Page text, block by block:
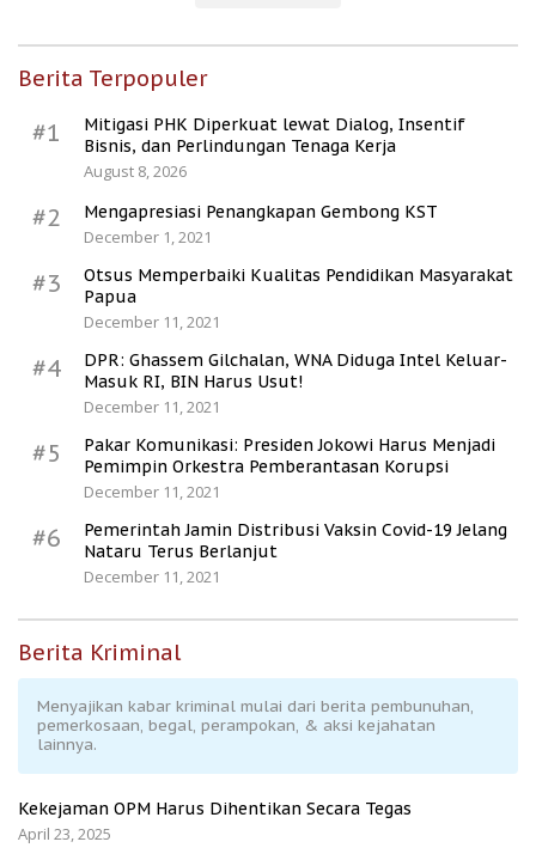
Berita Terpopuler
#1
Mitigasi PHK Diperkuat lewat Dialog, Insentif
Bisnis, dan Perlindungan Tenaga Kerja
August 8, 2026
#2
Mengapresiasi Penangkapan Gembong KST
December 1, 2021
#3
Otsus Memperbaiki Kualitas Pendidikan Masyarakat
Papua
December 11, 2021
#4
DPR: Ghassem Gilchalan, WNA Diduga Intel Keluar-
Masuk RI, BIN Harus Usut!
December 11, 2021
#5
Pakar Komunikasi: Presiden Jokowi Harus Menjadi
Pemimpin Orkestra Pemberantasan Korupsi
December 11, 2021
#6
Pemerintah Jamin Distribusi Vaksin Covid-19 Jelang
Nataru Terus Berlanjut
December 11, 2021
Berita Kriminal
Menyajikan kabar kriminal mulai dari berita pembunuhan,
pemerkosaan, begal, perampokan, & aksi kejahatan
lainnya.
Kekejaman OPM Harus Dihentikan Secara Tegas
April 23, 2025